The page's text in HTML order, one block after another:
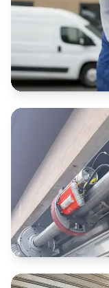
Motorisation
existant
Installation
métal